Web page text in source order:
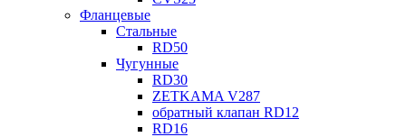
Фланцевые
Стальные
RD50
Чугунные
RD30
ZETKAMA V287
обратный клапан RD12
RD16